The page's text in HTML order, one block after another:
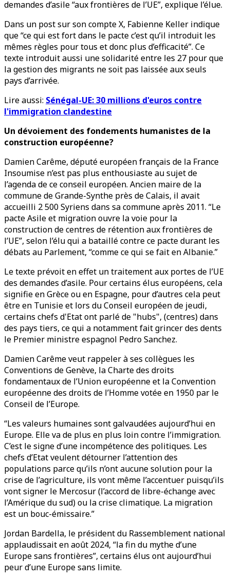
demandes d’asile “aux frontières de l’UE”, explique l’élue.
Dans un post sur son compte X, Fabienne Keller indique
que “ce qui est fort dans le pacte c’est qu’il introduit les
mêmes règles pour tous et donc plus d’efficacité”. Ce
texte introduit aussi une solidarité entre les 27 pour que
la gestion des migrants ne soit pas laissée aux seuls
pays d’arrivée.
Lire aussi: Sénégal-UE: 30 millions d'euros contre
l'immigration clandestine
Un dévoiement des fondements humanistes de la
construction européenne?
Damien Carême, député européen français de la France
Insoumise n’est pas plus enthousiaste au sujet de
l’agenda de ce conseil européen. Ancien maire de la
commune de Grande-Synthe près de Calais, il avait
accueilli 2 500 Syriens dans sa commune après 2011. “Le
pacte Asile et migration ouvre la voie pour la
construction de centres de rétention aux frontières de
l’UE”, selon l’élu qui a bataillé contre ce pacte durant les
débats au Parlement, “comme ce qui se fait en Albanie.”
Le texte prévoit en effet un traitement aux portes de l’UE
des demandes d’asile. Pour certains élus européens, cela
signifie en Grèce ou en Espagne, pour d’autres cela peut
être en Tunisie et lors du Conseil européen de jeudi,
certains chefs d'Etat ont parlé de "hubs", (centres) dans
des pays tiers, ce qui a notamment fait grincer des dents
le Premier ministre espagnol Pedro Sanchez.
Damien Carême veut rappeler à ses collègues les
Conventions de Genève, la Charte des droits
fondamentaux de l’Union européenne et la Convention
européenne des droits de l’Homme votée en 1950 par le
Conseil de l’Europe.
“Les valeurs humaines sont galvaudées aujourd’hui en
Europe. Elle va de plus en plus loin contre l’immigration.
C’est le signe d’une incompétence des politiques. Les
chefs d’Etat veulent détourner l’attention des
populations parce qu’ils n’ont aucune solution pour la
crise de l’agriculture, ils vont même l’accentuer puisqu’ils
vont signer le Mercosur (l’accord de libre-échange avec
l’Amérique du sud) ou la crise climatique. La migration
est un bouc-émissaire.”
Jordan Bardella, le président du Rassemblement national
applaudissait en août 2024, “la fin du mythe d’une
Europe sans frontières”, certains élus ont aujourd’hui
peur d’une Europe sans limite.